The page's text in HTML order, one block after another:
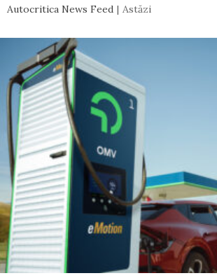
Autocritica News Feed Astăzi